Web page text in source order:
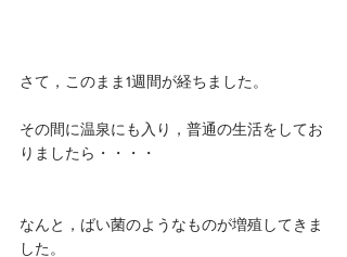
さて，このまま1週間が経ちました。
その間に温泉にも入り，普通の生活をしてお
りましたら・・・・
なんと，ばい菌のようなものが増殖してきま
した。